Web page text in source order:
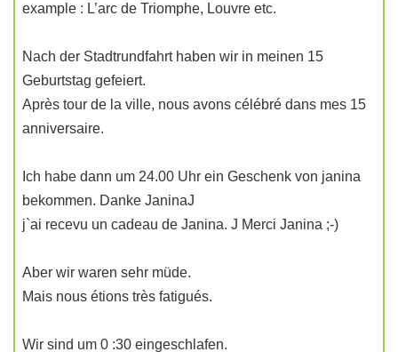
example : L’arc de Triomphe, Louvre etc.
Nach der Stadtrundfahrt haben wir in meinen 15
Geburtstag gefeiert.
Après tour de la ville, nous avons célébré dans mes 15
anniversaire.
Ich habe dann um 24.00 Uhr ein Geschenk von janina
bekommen. Danke JaninaJ
j`ai recevu un cadeau de Janina. J Merci Janina ;-)
Aber wir waren sehr müde.
Mais nous étions très fatigués.
Wir sind um 0 :30 eingeschlafen.